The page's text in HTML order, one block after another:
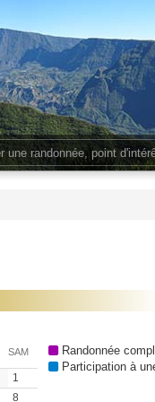
SAM
1
8
Randonnée
Participation à